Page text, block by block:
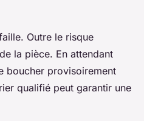
Outre le risque
la pièce. En attendant
boucher provisoirement
qualifié peut garantir une